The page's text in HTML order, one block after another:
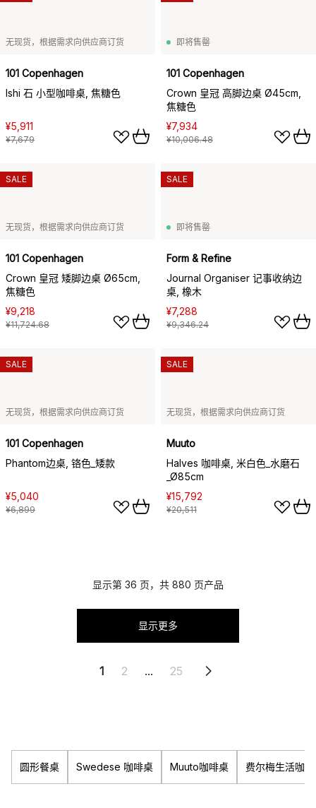
无现货，根据需求向供应商订货
101 Copenhagen
Ishi 石 小型咖啡桌, 焦糖色
¥5,911
¥7,679
即将售罄
101 Copenhagen
Crown 皇冠 高脚边桌 Ø45cm,
焦糖色
¥7,934
¥10,006.48
无现货，根据需求向供应商订货
101 Copenhagen
Crown 皇冠 矮脚边桌 Ø65cm,
焦糖色
¥9,218
¥11,724.68
SALE
即将售罄
Form & Refine
Journal Organiser 记事收纳边
桌, 橡木
¥7,288
¥9,346.24
SALE
无现货，根据需求向供应商订货
101 Copenhagen
Phantom边桌, 铬色_矮款
¥5,040
¥6,899
SALE
无现货，根据需求向供应商订货
Muuto
Halves 咖啡桌, 米白色_水磨石
_Ø85cm
¥15,792
¥20,511
SALE
显示第 36 页，共 880 页产品
显示更多
1 2 ... 25
圆形餐桌 Swedese 咖啡桌 Muuto咖啡桌 费尔梅生活咖